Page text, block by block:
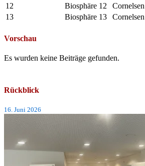
12
Biosphäre 12 Cornelsen
13
Biosphäre 13 Cornelsen
Vorschau
Es wurden keine Beiträge gefunden.
Rückblick
16. Juni 2026